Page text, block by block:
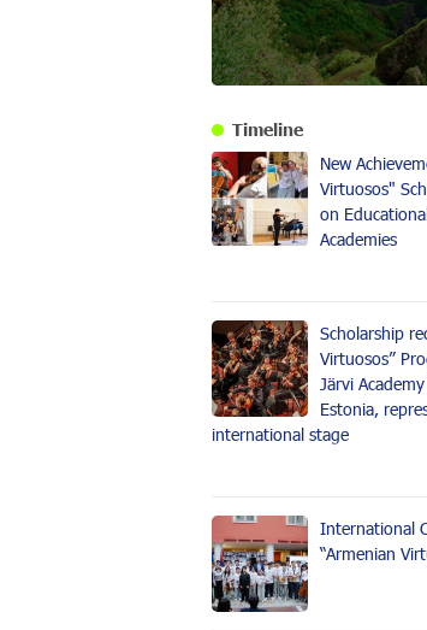
Timeline
New
Virtuosos"
on
Academies
Scholarship
Virtuosos”
Järvi
Estonia,
international stage
International
“Armenian